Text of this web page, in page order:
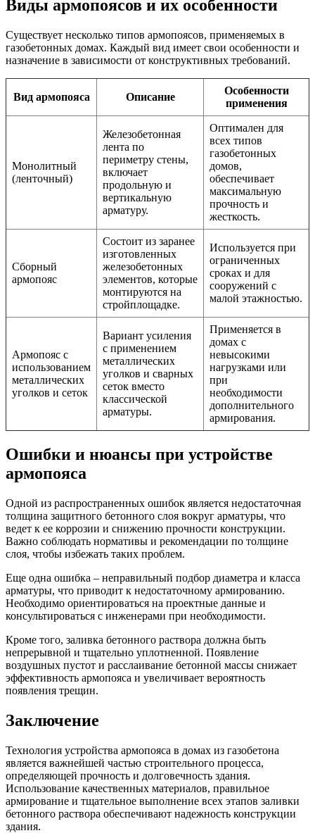
Виды армопоясов и их особенности
Существует несколько типов армопоясов, применяемых в
газобетонных домах. Каждый вид имеет свои особенности и
назначение в зависимости от конструктивных требований.
Вид армопояса Описание
Особенности
применения
Монолитный
(ленточный)
Железобетонная
лента по
периметру стены,
включает
продольную и
вертикальную
арматуру.
Оптимален для
всех типов
газобетонных
домов,
обеспечивает
максимальную
прочность и
жесткость.
Сборный
армопояс
Состоит из заранее
изготовленных
железобетонных
элементов, которые
монтируются на
стройплощадке.
Используется при
ограниченных
сроках и для
сооружений с
малой этажностью.
Армопояс с
использованием
металлических
уголков и сеток
Вариант усиления
с применением
металлических
уголков и сварных
сеток вместо
классической
арматуры.
Применяется в
домах с
невысокими
нагрузками или
при
необходимости
дополнительного
армирования.
Ошибки и нюансы при устройстве
армопояса
Одной из распространенных ошибок является недостаточная
толщина защитного бетонного слоя вокруг арматуры, что
ведет к ее коррозии и снижению прочности конструкции.
Важно соблюдать нормативы и рекомендации по толщине
слоя, чтобы избежать таких проблем.
Еще одна ошибка – неправильный подбор диаметра и класса
арматуры, что приводит к недостаточному армированию.
Необходимо ориентироваться на проектные данные и
консультироваться с инженерами при необходимости.
Кроме того, заливка бетонного раствора должна быть
непрерывной и тщательно уплотненной. Появление
воздушных пустот и расслаивание бетонной массы снижает
эффективность армопояса и увеличивает вероятность
появления трещин.
Заключение
Технология устройства армопояса в домах из газобетона
является важнейшей частью строительного процесса,
определяющей прочность и долговечность здания.
Использование качественных материалов, правильное
армирование и тщательное выполнение всех этапов заливки
бетонного раствора обеспечивают надежность конструкции
здания.